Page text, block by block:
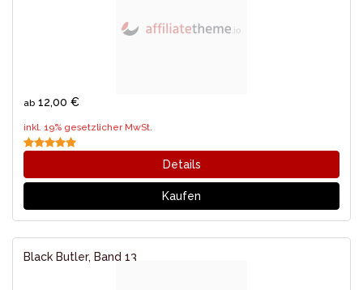
ab 12,00 €
inkl. 19% gesetzlicher MwSt.
Details
Kaufen
Black Butler, Band 13